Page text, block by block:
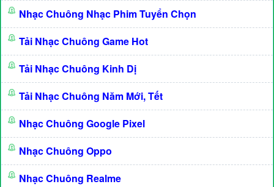
Nhạc Chuông Nhạc Phim Tuyển Chọn
Tải Nhạc Chuông Game Hot
Tải Nhạc Chuông Kinh Dị
Tải Nhạc Chuông Năm Mới, Tết
Nhạc Chuông Google Pixel
Nhạc Chuông Oppo
Nhạc Chuông Realme